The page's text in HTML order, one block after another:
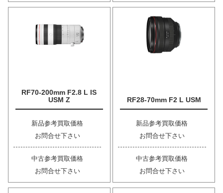
RF70-200mm F2.8 L IS
USM Z
新品参考買取価格
お問合せ下さい
中古参考買取価格
お問合せ下さい
RF28-70mm F2 L USM
新品参考買取価格
お問合せ下さい
中古参考買取価格
お問合せ下さい